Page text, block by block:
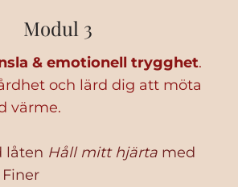
Modul 3
& emotionell trygghet.
och lärd dig att möta
värme.
låten Håll mitt hjärta med